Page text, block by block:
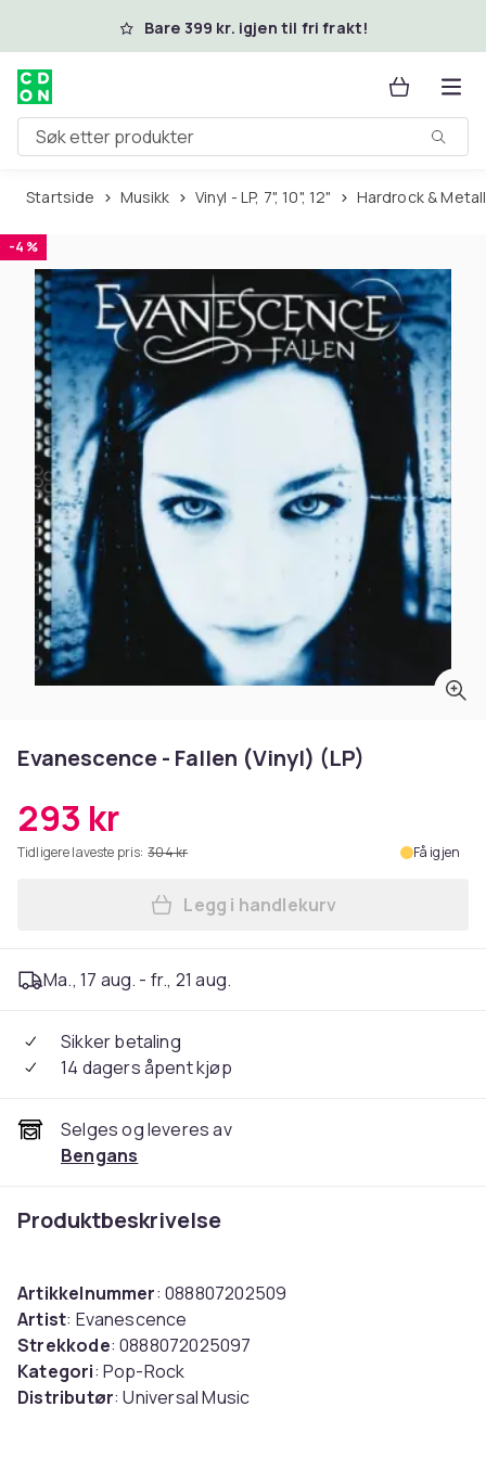
Hopp til hovedinnholdBare 399 kr. igjen til fri frakt!
Søk etter produkter
Startside Musikk Vinyl - LP, 7", 10", 12" Hardrock & Metall
-4 %
Evanescence - Fallen (Vinyl) (LP)
293 kr
Tidligere laveste pris: 304 kr Få igjen
Legg Evanescence -
Legg i handlekurv
Ma., 17 aug. - fr., 21 aug.
Sikker betaling
14 dagers åpent kjøp
Selges og leveres av
Bengans
Produktbeskrivelse
Artikkelnummer: 088807202509
Artist: Evanescence
Strekkode: 0888072025097
Kategori: Pop-Rock
Distributør: Universal Music